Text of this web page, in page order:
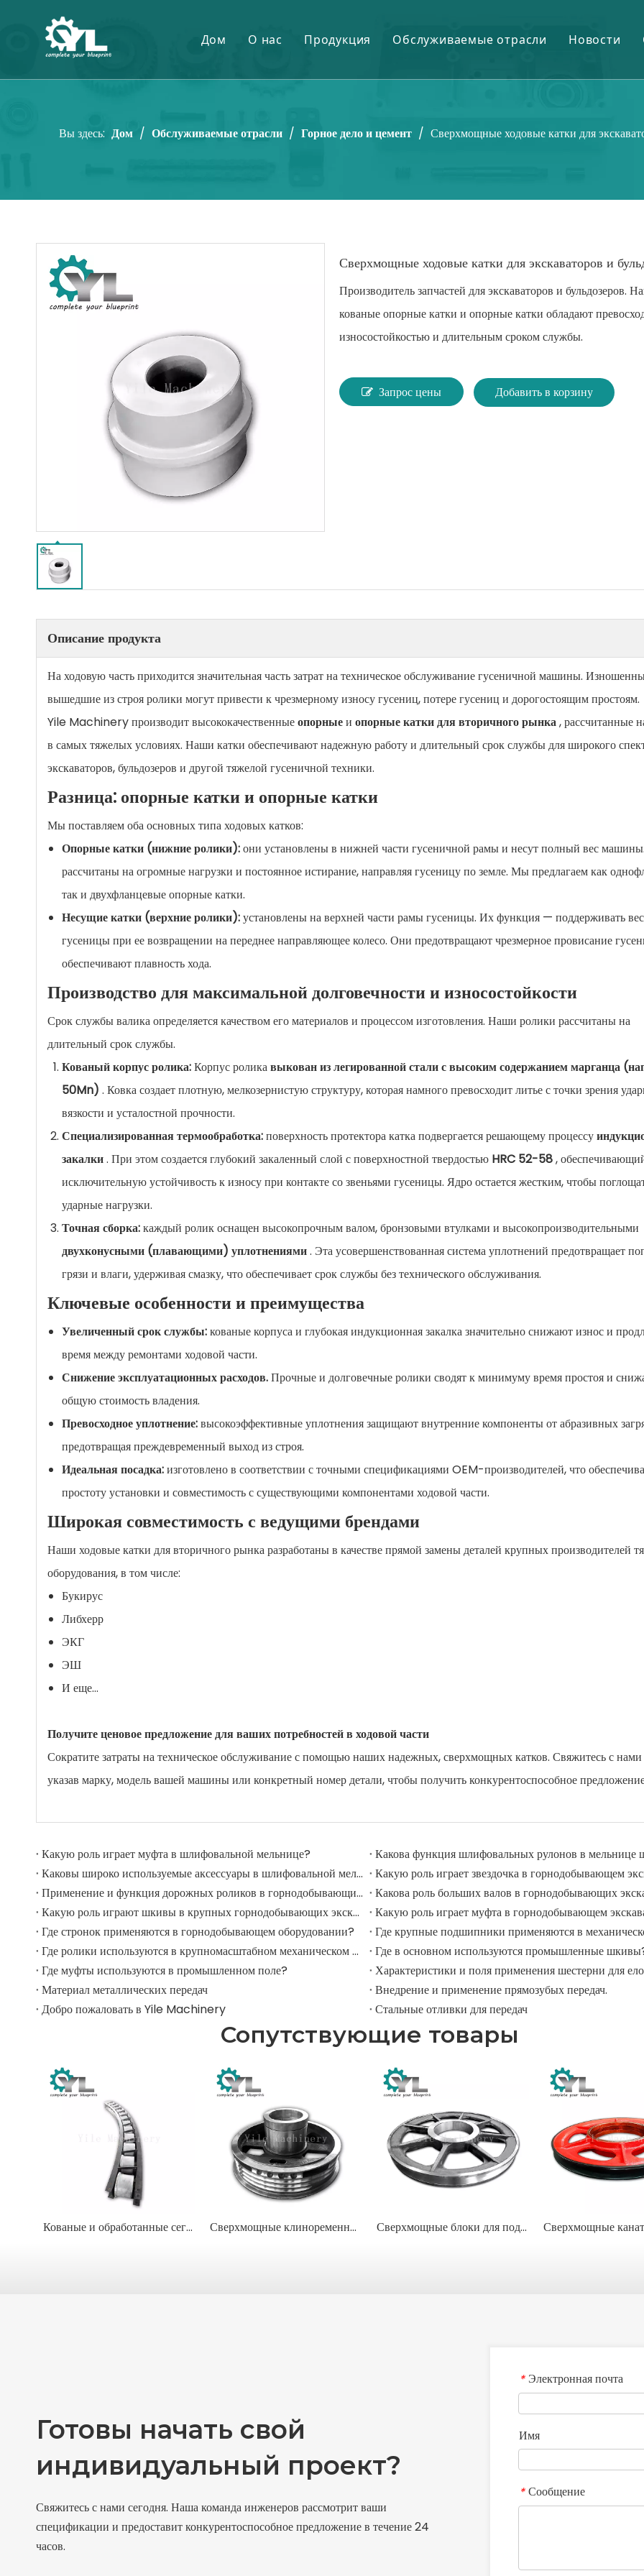
Дом О нас Продукция
Валы и ролики
Отливки и поковки
Подшипники и корпуса
Электронные химикаты
Другие OEM-запчасти
Обслуживаемые отрасли
Электростанция
Сахарный завод
Новости
Вы здесь: Дом / Обслуживаемые отрасли / Горное дело и цемент / Сверхмощные ходовые катки для
Сверхмощные ходовые катки для экскаваторов и
Производитель запчастей для экскаваторов и бульдозеров.
кованые опорные катки и опорные катки обладают
износостойкостью и длительным сроком службы.
Запрос цены Добавить в корзину
Описание продукта
На ходовую часть приходится значительная часть затрат на техническое обслуживание гусеничной машины.
вышедшие из строя ролики могут привести к чрезмерному износу гусениц, потере гусениц и дорогостоящим простоям.
Yile Machinery производит высококачественныеопорныеи опорные катки для вторичного рынка, рассчитанные
в самых тяжелых условиях. Наши катки обеспечивают надежную работу и длительный срок службы для широкого
экскаваторов, бульдозеров и другой тяжелой гусеничной техники.
Разница: опорные катки и опорные катки
Мы поставляем оба основных типа ходовых катков:
Опорные катки (нижние ролики):они установлены в нижней части гусеничной рамы и несут полный вес
рассчитаны на огромные нагрузки и постоянное истирание, направляя гусеницу по земле. Мы предлагаем как
так и двухфланцевые опорные катки.
Несущие катки (верхние ролики):установлены на верхней части рамы гусеницы. Их функция — поддерживать вес
гусеницы при ее возвращении на переднее направляющее колесо. Они предотвращают чрезмерное провисание
обеспечивают плавность хода.
Производство для максимальной долговечности и износостойкости
Срок службы валика определяется качеством его материалов и процессом изготовления. Наши ролики рассчитаны на
длительный срок службы.
Кованый корпус ролика:Корпус роликавыкован из легированной стали с высоким содержанием марганца
50Mn) . Ковка создает плотную, мелкозернистую структуру, которая намного превосходит литье с точки зрения
вязкости и усталостной прочности.
Специализированная термообработка:поверхность протектора катка подвергается решающему процессу
закалки. При этом создается глубокий закаленный слой с поверхностной твердостью HRC 52-58,
исключительную устойчивость к износу при контакте со звеньями гусеницы. Ядро остается жестким, чтобы
ударные нагрузки.
Точная сборка:каждый ролик оснащен высокопрочным валом, бронзовыми втулками и высокопроизводительными
двухконусными (плавающими) уплотнениями. Эта усовершенствованная система уплотнений предотвращает
грязи и влаги, удерживая смазку, что обеспечивает срок службы без технического обслуживания.
Ключевые особенности и преимущества
Увеличенный срок службы:кованые корпуса и глубокая индукционная закалка значительно снижают износ и
время между ремонтами ходовой части.
Снижение эксплуатационных расходов.Прочные и долговечные ролики сводят к минимуму время простоя и
общую стоимость владения.
Превосходное уплотнение:высокоэффективные уплотнения защищают внутренние компоненты от абразивных
предотвращая преждевременный выход из строя.
Идеальная посадка:изготовлено в соответствии с точными спецификациями OEM-производителей, что
простоту установки и совместимость с существующими компонентами ходовой части.
Широкая совместимость с ведущими брендами
Наши ходовые катки для вторичного рынка разработаны в качестве прямой замены деталей крупных производителей
оборудования, в том числе:
Букирус
Либхерр
ЭКГ
ЭШ
И еще...
Получите ценовое предложение для ваших потребностей в ходовой части
Сократите затраты на техническое обслуживание с помощью наших надежных, сверхмощных катков. Свяжитесь с нами
указав марку, модель вашей машины или конкретный номер детали, чтобы получить конкурентоспособное
Какую роль играет муфта в шлифовальной мельнице?
Каковы широко используемые аксессуары в шлифовальной мельнице?
Какую роль играет звездочка в горнодобывающем
Применение и функция дорожных роликов в горнодобывающих экскаваторах
Какова роль больших валов в горнодобывающих
Какую роль играют шкивы в крупных горнодобывающих экскаваторах?
Какую роль играет муфта в горнодобывающем
Где стронок применяются в горнодобывающем оборудовании?
Где ролики используются в крупномасштабном механическом оборудовании?
Где в основном используются промышленные
Где муфты используются в промышленном поле?
Характеристики и поля применения шестерни для
Материал металлических передач
Внедрение и применение прямозубых передач.
Добро пожаловать в Yile Machinery
Стальные отливки для передач
Сопутствующие товары
Кованые и обработанные сегменты для опорно-поворотных устройств большого диаметра Сверхмощные клиноременные шкивы для дробилок и промышленного оборудования Сверхмощные блоки для подъема экскаваторов и кранов
Готовы начать свой
индивидуальный проект?
Свяжитесь с нами сегодня. Наша команда инженеров рассмотрит ваши
спецификации и предоставит конкурентоспособное предложение в течение 24
часов.
* Электронная почта
Имя
* Сообщение